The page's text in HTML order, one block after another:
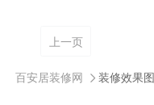
上一页
百安居装修网 装修效果图